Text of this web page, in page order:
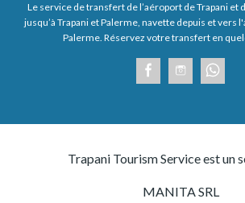
Le service de transfert de l’aéroport de Trapani et
jusqu’à Trapani et Palerme, navette depuis et vers
Palerme. Réservez votre transfert en
Trapani Tourism Service est un
MANITA SRL